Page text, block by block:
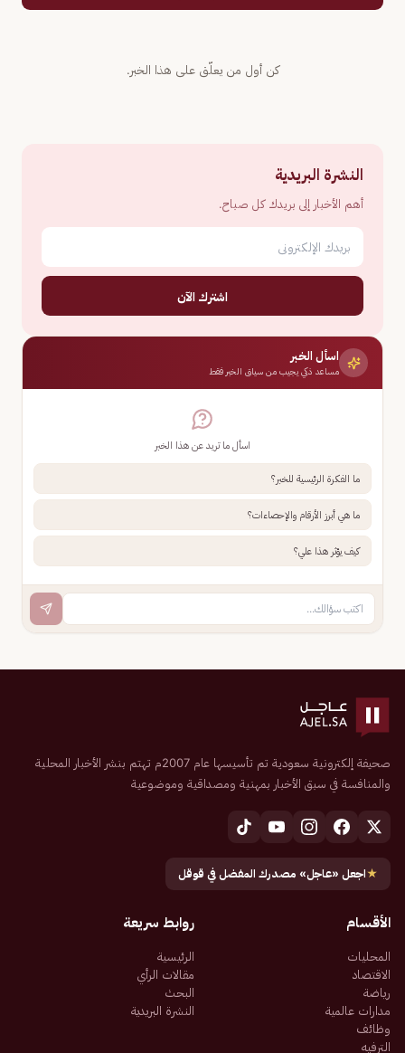
كن أول من يعلّق على هذا الخبر.
النشرة البريدية
أهم الأخبار إلى بريدك كل صباح.
اشترك الآن
اسأل الخبر
مساعد ذكي يجيب من سياق الخبر فقط
اسأل ما تريد عن هذا الخبر
ما الفكرة الرئيسية للخبر؟
ما هي أبرز الأرقام والإحصاءات؟
كيف يؤثر هذا علي؟
صحيفة إلكترونية سعودية تم تأسيسها عام 2007م تهتم بنشر الأخبار المحلية
والمنافسة في سبق الأخبار بمهنية ومصداقية وموضوعية
★اجعل «عاجل» مصدرك المفضل في قوقل
الأقسام
المحليات
الاقتصاد
رياضة
مدارات عالمية
وظائف
الترفيه
روابط سريعة
الرئيسية
مقالات الرأي
البحث
النشرة البريدية